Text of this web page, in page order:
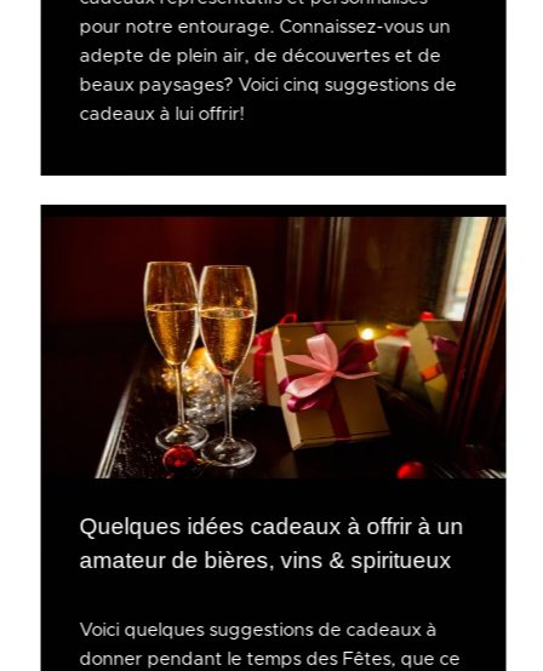
pour notre entourage. Connaissez-vous un
adepte de plein air, de découvertes et de
beaux paysages? Voici cinq suggestions de
cadeaux à lui offrir!
Quelques idées cadeaux à offrir à un
amateur de bières, vins & spiritueux
Voici quelques suggestions de cadeaux à
donner pendant le temps des Fêtes, que ce